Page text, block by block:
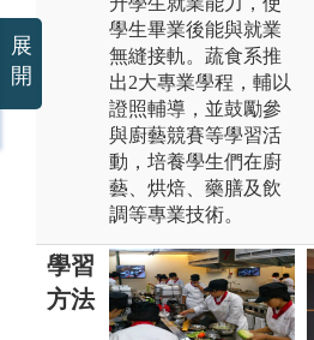
學生畢業後能與就業
無縫接軌。蔬食系推
出2大專業學程，輔以
證照輔導，並鼓勵參
與廚藝競賽等學習活
動，培養學生們在廚
藝、烘焙、藥膳及飲
調等專業技術。
學習
方法
展
開